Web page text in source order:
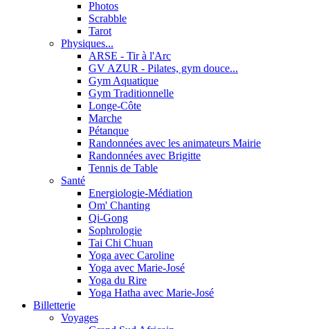
Photos
Scrabble
Tarot
Physiques...
ARSE - Tir à l'Arc
GV AZUR - Pilates, gym douce...
Gym Aquatique
Gym Traditionnelle
Longe-Côte
Marche
Pétanque
Randonnées avec les animateurs Mairie
Randonnées avec Brigitte
Tennis de Table
Santé
Energiologie-Médiation
Om' Chanting
Qi-Gong
Sophrologie
Tai Chi Chuan
Yoga avec Caroline
Yoga avec Marie-José
Yoga du Rire
Yoga Hatha avec Marie-José
Billetterie
Voyages